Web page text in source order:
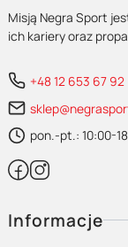
Misją Negra Sport
ich kariery oraz
+48 12 653 67 92
pon.-pt.: 10:00-
Linki w stopce
Informacje